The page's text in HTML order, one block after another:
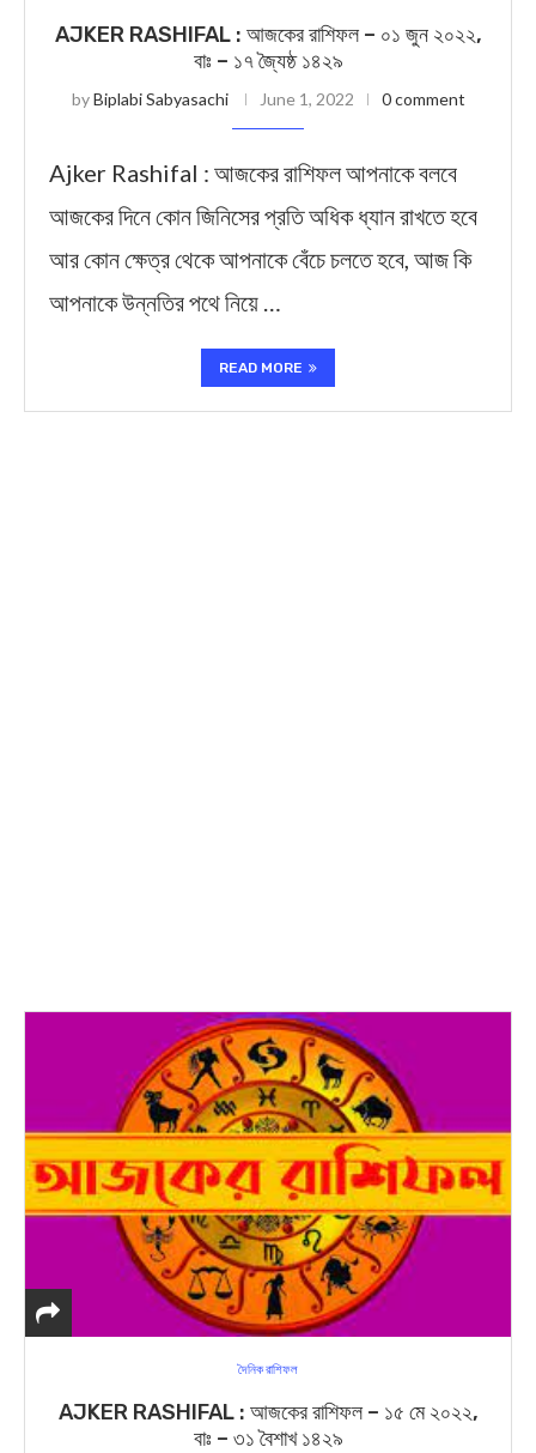
AJKER RASHIFAL : আজকের রাশিফল – ০১ জুন ২০২২,
বাঃ – ১৭ জ্যৈষ্ঠ ১৪২৯
byBiplabi Sabyasachi June 1, 2022 0 comment
Ajker Rashifal : আজকের রাশিফল আপনাকে বলবে
আজকের দিনে কোন জিনিসের প্রতি অধিক ধ্যান রাখতে হবে
আর কোন ক্ষেত্র থেকে আপনাকে বেঁচে চলতে হবে, আজ কি
আপনাকে উন্নতির পথে নিয়ে …
READ MORE
দৈনিক রাশিফল
AJKER RASHIFAL : আজকের রাশিফল – ১৫ মে ২০২২,
বাঃ – ৩১ বৈশাখ ১৪২৯